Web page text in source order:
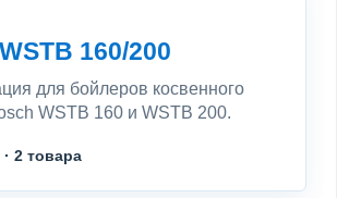
160/200
для бойлеров косвенного
WSTB 160 и WSTB 200.
2 товара